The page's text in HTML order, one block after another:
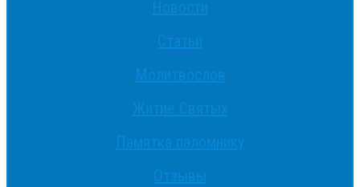
Новости
Статьи
Молитвослов
Житие Святых
Памятка паломнику
Отзывы